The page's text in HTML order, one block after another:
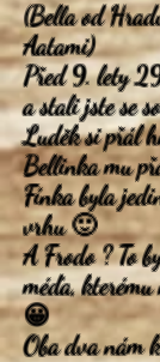
(Bella od
Aatami)
Před 9. lety
a stali jste se
Luděk si přál
Bellinka mu
Fínka byla
vrhu 🙂
A Frodo ? To
méďa,
😀
Oba dva nám